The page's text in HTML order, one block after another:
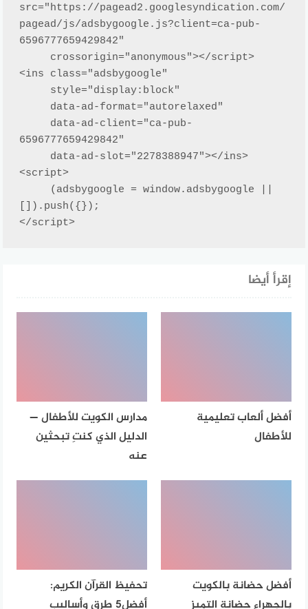
src="https://pagead2.googlesyndication.com/
pagead/js/adsbygoogle.js?client=ca-pub-
6596777659429842"
<ins class="adsbygoogle"
6596777659429842"
<script>
[]).push({});
</script>
إقرأ أيضا
أفضل ألعاب تعليمية
للأطفال
مدارس الكويت للأطفال —
الدليل الذي كنتِ تبحثين
عنه
أفضل حضانة بالكويت
بالجهراء حضانة التميز
تحفيظ القرآن الكريم:
أفضل5 طرق وأساليب